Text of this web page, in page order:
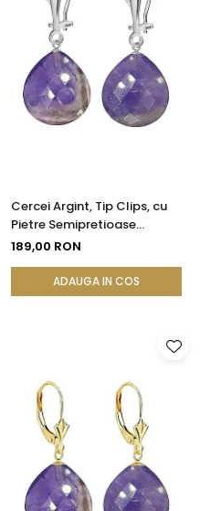
Cercei Argint, Tip Clips, cu
Pietre Semipretioase
Naturale de Ametist
189,00 RON
ADAUGA IN COS